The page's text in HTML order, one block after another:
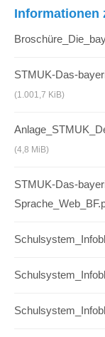
Informationen
STMUK-Das-
(1.001,7 KiB)
(4,8 MiB)
STMUK-Das-